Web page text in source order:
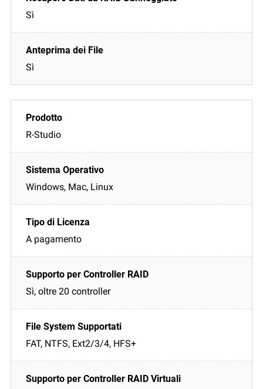
Sì
Sì
R-Studio
Windows, Mac, Linux
A pagamento
Sì, oltre 20 controller
FAT, NTFS, Ext2/3/4, HFS+